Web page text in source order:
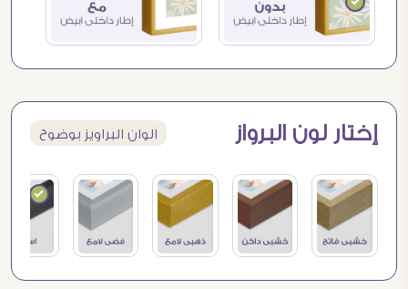
إختار لون البرواز الوان البراويز بوضوح